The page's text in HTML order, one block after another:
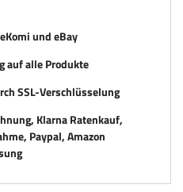
und eBay
auf alle Produkte
SSL-Verschlüsselung
Klarna Ratenkauf,
Paypal, Amazon